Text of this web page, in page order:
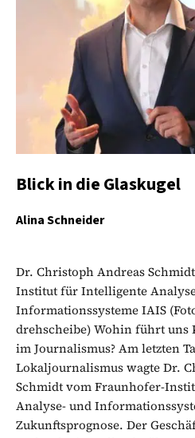
Blick in die Glaskugel
Alina Schneider
Dr. Christoph Andreas
Institut für Intelligente
Informationssysteme IAIS
drehscheibe) Wohin führt uns
im Journalismus? Am letzten
Lokaljournalismus wagte Dr.
Schmidt vom Fraunhofer-
Analyse- und
Zukunftsprognose. Der